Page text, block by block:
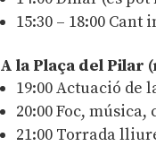
15:30 – 18:00
A la Plaça del Pilar
19:00 Actuació de
20:00 Foc,
21:00 Torrada